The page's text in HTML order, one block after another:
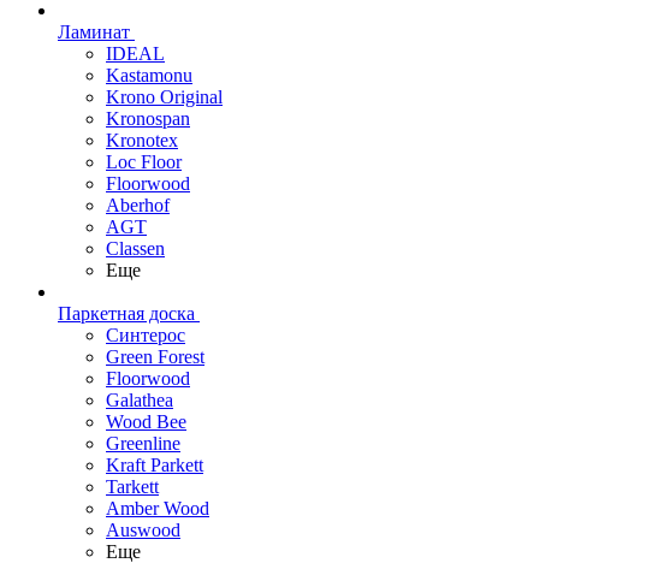
Ламинат
IDEAL
Kastamonu
Krono Original
Kronospan
Kronotex
Loc Floor
Floorwood
Aberhof
AGT
Classen
Еще
Паркетная доска
Синтерос
Green Forest
Floorwood
Galathea
Wood Bee
Greenline
Kraft Parkett
Tarkett
Amber Wood
Auswood
Еще